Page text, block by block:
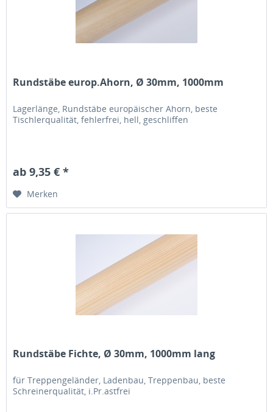
Rundstäbe europ.Ahorn, Ø 30mm, 1000mm
Lagerlänge, Rundstäbe europäischer Ahorn, beste
Tischlerqualität, fehlerfrei, hell, geschliffen
ab 9,35 € *
Merken
Rundstäbe Fichte, Ø 30mm, 1000mm lang
für Treppengeländer, Ladenbau, Treppenbau, beste
Schreinerqualität, i.Pr.astfrei